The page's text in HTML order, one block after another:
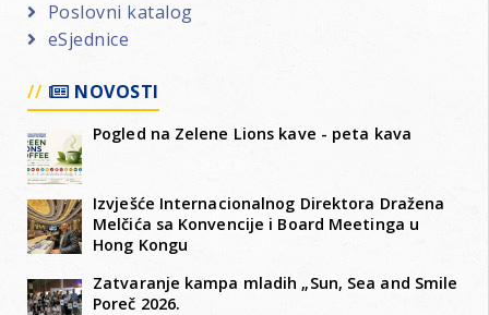
Poslovni katalog
eSjednice
NOVOSTI
Pogled na Zelene Lions kave - peta kava
Izvješće Internacionalnog Direktora Dražena
Melčića sa Konvencije i Board Meetinga u
Hong Kongu
Zatvaranje kampa mladih „Sun, Sea and Smile
Poreč 2026.